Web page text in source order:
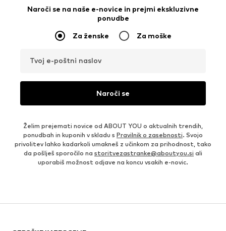
Naroči se na naše e-novice in prejmi ekskluzivne
ponudbe
Za ženske Za moške
Tvoj e-poštni naslov
Naroči se
Želim prejemati novice od ABOUT YOU o aktualnih trendih,
ponudbah in kuponih v skladu s Pravilnik o zasebnosti. Svojo
privolitev lahko kadarkoli umakneš z učinkom za prihodnost, tako
da pošlješ sporočilo na storitvezastranke@aboutyou.si ali
uporabiš možnost odjave na koncu vsakih e-novic.